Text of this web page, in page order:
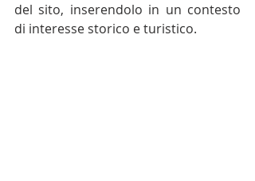
del sito, inserendolo in un contesto
di interesse storico e turistico.